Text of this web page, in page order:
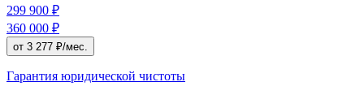
299 900 ₽
360 000 ₽
от 3 277 ₽/мес.
Гарантия юридической чистоты